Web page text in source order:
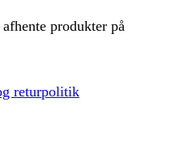
produkter på
returpolitik